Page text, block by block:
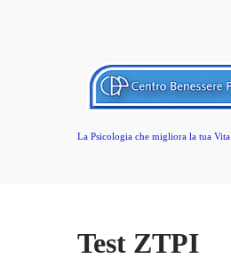
La Psicologia che migliora la tua Vita
Test ZTPI